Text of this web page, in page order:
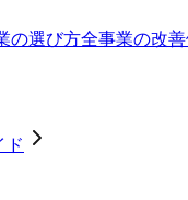
の選び方全事業の改
ド